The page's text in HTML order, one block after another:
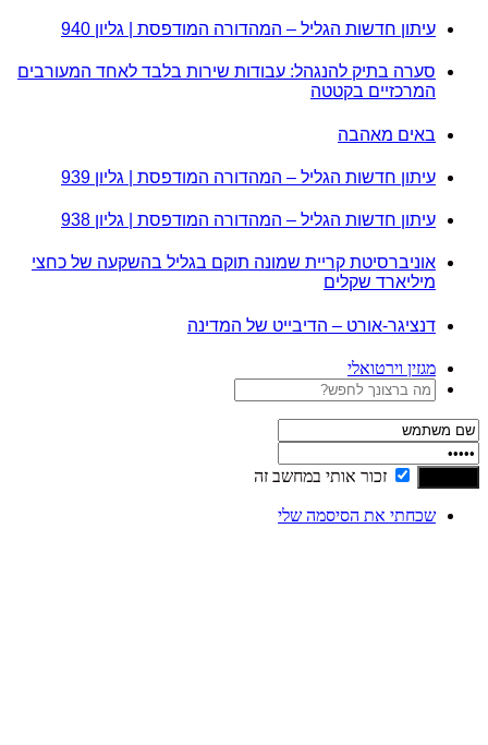
עיתון חדשות הגליל – המהדורה המודפסת | גליון 940
סערה בתיק להנגהל: עבודות שירות בלבד לאחד המעורבים
המרכזיים בקטטה
באים מאהבה
עיתון חדשות הגליל – המהדורה המודפסת | גליון 939
עיתון חדשות הגליל – המהדורה המודפסת | גליון 938
אוניברסיטת קריית שמונה תוקם בגליל בהשקעה של כחצי
מיליארד שקלים
דנציגר-אורט – הדיבייט של המדינה
מגזין וירטואלי
זכור אותי במחשב זה
שכחתי את הסיסמה שלי